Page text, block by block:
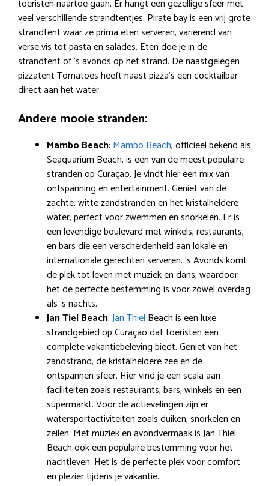
toeristen naartoe gaan. Er hangt een gezellige sfeer met
veel verschillende strandtentjes. Pirate bay is een vrij grote
strandtent waar ze prima eten serveren, variërend van
verse vis tot pasta en salades. Eten doe je in de
strandtent of ’s avonds op het strand. De naastgelegen
pizzatent Tomatoes heeft naast pizza’s een cocktailbar
direct aan het water.
Andere mooie stranden:
Mambo Beach: Mambo Beach, officieel bekend als
Seaquarium Beach, is een van de meest populaire
stranden op Curaçao. Je vindt hier een mix van
ontspanning en entertainment. Geniet van de
zachte, witte zandstranden en het kristalheldere
water, perfect voor zwemmen en snorkelen. Er is
een levendige boulevard met winkels, restaurants,
en bars die een verscheidenheid aan lokale en
internationale gerechten serveren. ‘s Avonds komt
de plek tot leven met muziek en dans, waardoor
het de perfecte bestemming is voor zowel overdag
als ‘s nachts.
Jan Tiel Beach:Jan Thiel Beach is een luxe
strandgebied op Curaçao dat toeristen een
complete vakantiebeleving biedt. Geniet van het
zandstrand, de kristalheldere zee en de
ontspannen sfeer. Hier vind je een scala aan
faciliteiten zoals restaurants, bars, winkels en een
supermarkt. Voor de actievelingen zijn er
watersportactiviteiten zoals duiken, snorkelen en
zeilen. Met muziek en avondvermaak is Jan Thiel
Beach ook een populaire bestemming voor het
nachtleven. Het is de perfecte plek voor comfort
en plezier tijdens je vakantie.